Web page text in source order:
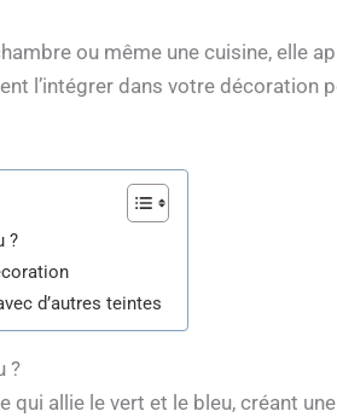
ou même une cuisine, elle
l’intégrer dans votre décoration
?
d’autres teintes
?
qui allie le vert et le bleu, créant